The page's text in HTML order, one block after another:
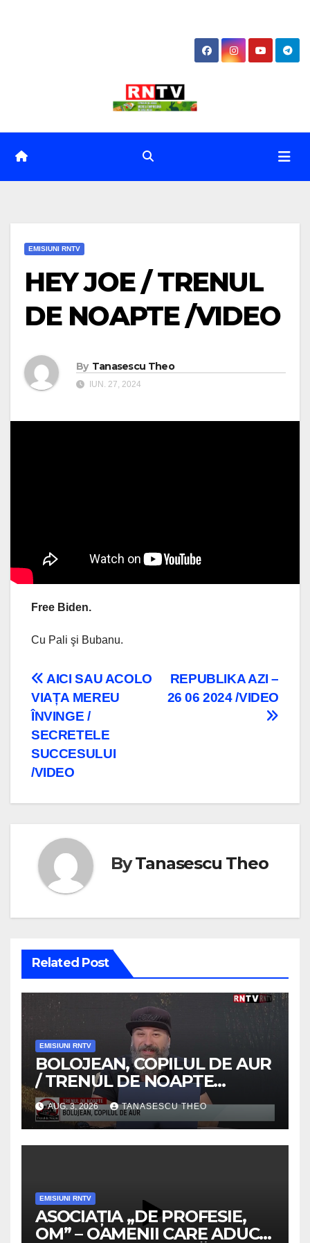
EMISIUNI RNTV
HEY JOE / TRENUL
DE NOAPTE /VIDEO
By Tanasescu Theo
IUN. 27, 2024
Free Biden.
Cu Pali şi Bubanu.
Navigare
în
articole
REPUBLIKA AZI –
26 06 2024 /VIDEO
AICI SAU ACOLO
VIAȚA MEREU
ÎNVINGE /
SECRETELE
SUCCESULUI
/VIDEO
ByTanasescu Theo
Related Post
EMISIUNI RNTV
BOLOJEAN, COPILUL DE AUR
/ TRENUL DE NOAPTE
/VIDEO
AUG. 3, 2026 TANASESCU THEO
EMISIUNI RNTV
ASOCIAȚIA „DE PROFESIE,
OM” – OAMENII CARE ADUC